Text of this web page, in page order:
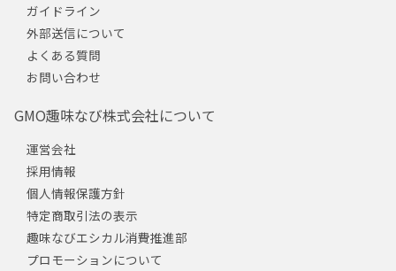
ガイドライン
外部送信について
よくある質問
お問い合わせ
GMO趣味なび株式会社について
運営会社
採用情報
個人情報保護方針
特定商取引法の表示
趣味なびエシカル消費推進部
プロモーションについて